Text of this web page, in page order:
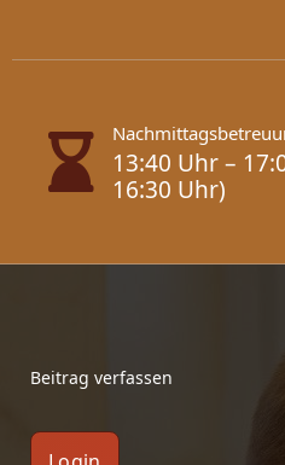
13:40 Uhr –
16:30 Uhr)
Beitrag verfassen